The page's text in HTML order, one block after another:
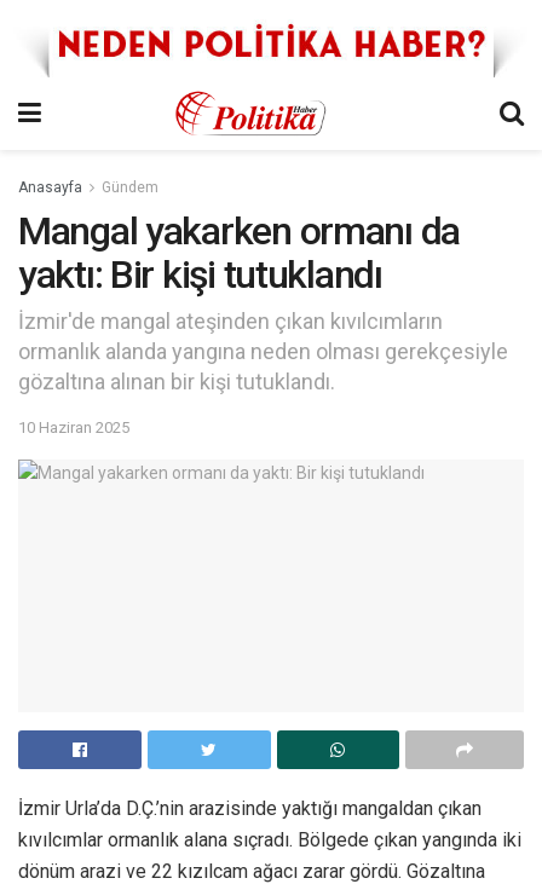
Anasayfa Gündem
Mangal yakarken ormanı da
yaktı: Bir kişi tutuklandı
İzmir'de mangal ateşinden çıkan kıvılcımların
ormanlık alanda yangına neden olması gerekçesiyle
gözaltına alınan bir kişi tutuklandı.
10 Haziran 2025
İzmir Urla’da D.Ç.’nin arazisinde yaktığı mangaldan çıkan
kıvılcımlar ormanlık alana sıçradı. Bölgede çıkan yangında iki
dönüm arazi ve 22 kızılcam ağacı zarar gördü. Gözaltına